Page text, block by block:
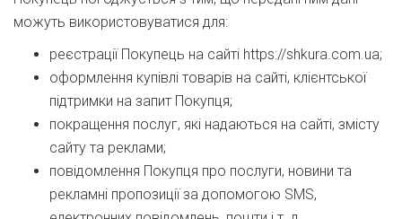
можуть використовуватися для:
реєстрації Покупець на сайті https://shkura.com.ua;
оформлення купівлі товарів на сайті, клієнтської
підтримки на запит Покупця;
покращення послуг, які надаються на сайті, змісту
сайту та реклами;
повідомлення Покупця про послуги, новини та
рекламні пропозиції за допомогою SMS,